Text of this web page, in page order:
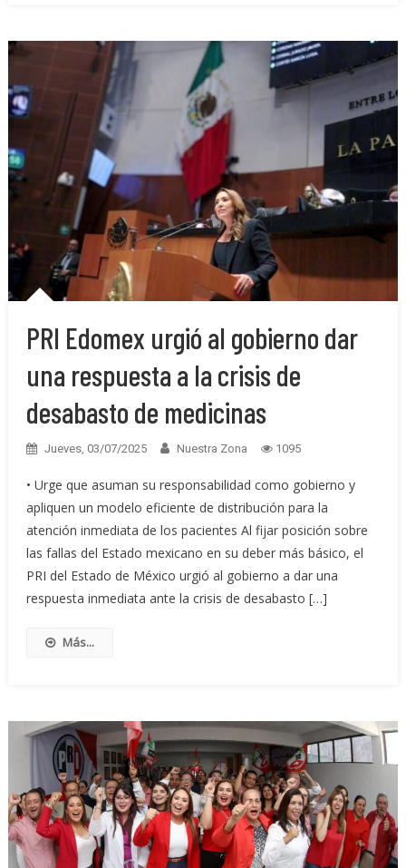
PRI Edomex urgió al gobierno dar
una respuesta a la crisis de
desabasto de medicinas
Jueves, 03/07/2025 Nuestra Zona 1095
• Urge que asuman su responsabilidad como gobierno y
apliquen un modelo eficiente de distribución para la
atención inmediata de los pacientes Al fijar posición sobre
las fallas del Estado mexicano en su deber más básico, el
PRI del Estado de México urgió al gobierno a dar una
respuesta inmediata ante la crisis de desabasto […]
Más...